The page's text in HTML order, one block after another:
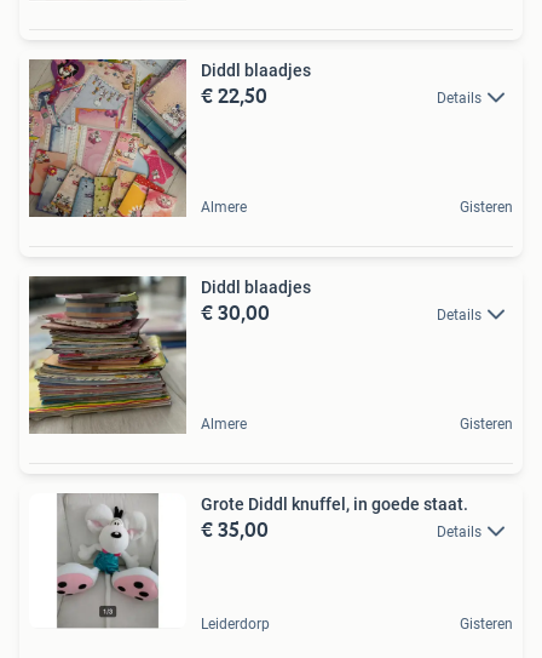
Diddl blaadjes
€ 22,50 Details
Almere Gisteren
Diddl blaadjes
€ 30,00 Details
Almere Gisteren
Grote Diddl knuffel, in goede staat.
€ 35,00 Details
Leiderdorp Gisteren